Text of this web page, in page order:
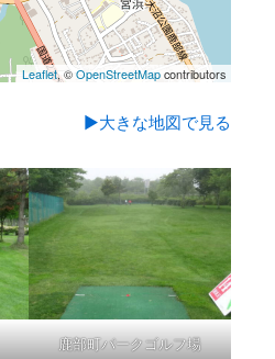
Leaflet, ©OpenStreetMapcontributors
▶大きな地図で見る
鹿部町パークゴルフ場